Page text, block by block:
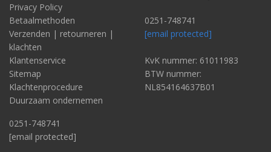
Privacy Policy
Betaalmethoden
Verzenden | retourneren |
klachten
Klantenservice
Sitemap
Klachtenprocedure
Duurzaam ondernemen
0251-748741
[email protected]
0251-748741
[email protected]
KvK nummer: 61011983
BTW nummer:
NL854164637B01